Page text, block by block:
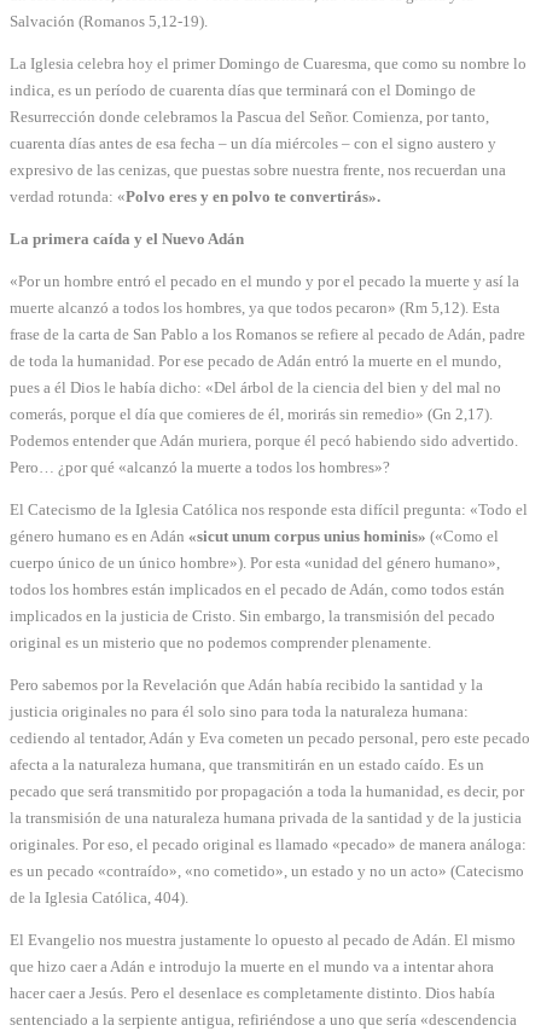
Salvación (Romanos 5,12-19).
La Iglesia celebra hoy el primer Domingo de Cuaresma, que como su nombre lo
indica, es un período de cuarenta días que terminará con el Domingo de
Resurrección donde celebramos la Pascua del Señor. Comienza, por tanto,
cuarenta días antes de esa fecha – un día miércoles – con el signo austero y
expresivo de las cenizas, que puestas sobre nuestra frente, nos recuerdan una
verdad rotunda: «Polvo eres y en polvo te convertirás».
La primera caída y el Nuevo Adán
«Por un hombre entró el pecado en el mundo y por el pecado la muerte y así la
muerte alcanzó a todos los hombres, ya que todos pecaron» (Rm 5,12). Esta
frase de la carta de San Pablo a los Romanos se refiere al pecado de Adán, padre
de toda la humanidad. Por ese pecado de Adán entró la muerte en el mundo,
pues a él Dios le había dicho: «Del árbol de la ciencia del bien y del mal no
comerás, porque el día que comieres de él, morirás sin remedio» (Gn 2,17).
Podemos entender que Adán muriera, porque él pecó habiendo sido advertido.
Pero… ¿por qué «alcanzó la muerte a todos los hombres»?
El Catecismo de la Iglesia Católica nos responde esta difícil pregunta: «Todo el
género humano es en Adán «sicut unum corpus unius hominis» («Como el
cuerpo único de un único hombre»). Por esta «unidad del género humano»,
todos los hombres están implicados en el pecado de Adán, como todos están
implicados en la justicia de Cristo. Sin embargo, la transmisión del pecado
original es un misterio que no podemos comprender plenamente.
Pero sabemos por la Revelación que Adán había recibido la santidad y la
justicia originales no para él solo sino para toda la naturaleza humana:
cediendo al tentador, Adán y Eva cometen un pecado personal, pero este pecado
afecta a la naturaleza humana, que transmitirán en un estado caído. Es un
pecado que será transmitido por propagación a toda la humanidad, es decir, por
la transmisión de una naturaleza humana privada de la santidad y de la justicia
originales. Por eso, el pecado original es llamado «pecado» de manera análoga:
es un pecado «contraído», «no cometido», un estado y no un acto» (Catecismo
de la Iglesia Católica, 404).
El Evangelio nos muestra justamente lo opuesto al pecado de Adán. El mismo
que hizo caer a Adán e introdujo la muerte en el mundo va a intentar ahora
hacer caer a Jesús. Pero el desenlace es completamente distinto. Dios había
sentenciado a la serpiente antigua, refiriéndose a uno que sería «descendencia